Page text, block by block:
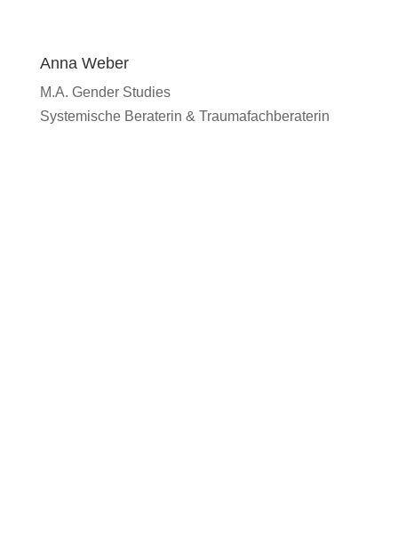
Anna Weber
M.A. Gender Studies
Systemische Beraterin & Traumafachberaterin